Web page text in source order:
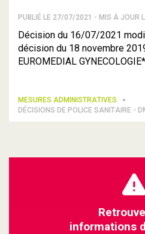
PUBLIÉ LE 27/07/2021 - MIS À JOUR
Décision du 16/07/2021
décision du 18 novembre
EUROMEDIAL GYNECOLOGIE*
MESURES ADMINISTRATIVES
DÉCISIONS DE POLICE SANITAIRE -
informations